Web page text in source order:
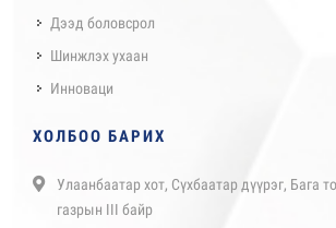
Дээд боловсрол
Шинжлэх ухаан
Инноваци
ХОЛБОО БАРИХ
Улаанбаатар хот, Сүхбаатар дүүрэг, Бага
газрын III байр